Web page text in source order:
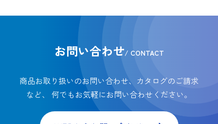
お問い合わせ/ CONTACT
商品お取り扱いのお問い合わせ、カタログのご請求
など、
何でもお気軽にお問い合わせください。